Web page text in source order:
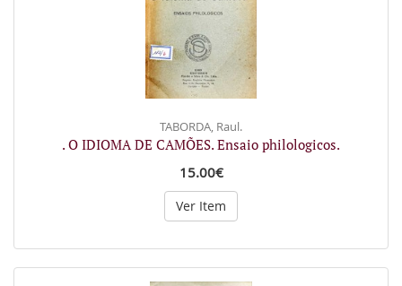
TABORDA, Raul.
. O IDIOMA DE CAMÕES. Ensaio philologicos.
15.00€
Ver Item